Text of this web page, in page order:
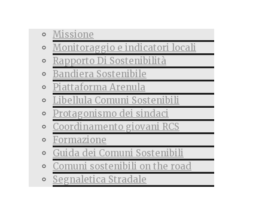
Missione
Monitoraggio e indicatori locali
Rapporto Di Sostenibilità
Bandiera Sostenibile
Piattaforma Arenula
Libellula Comuni Sostenibili
Protagonismo dei sindaci
Coordinamento giovani RCS
Formazione
Guida dei Comuni Sostenibili
Comuni sostenibili on the road
Segnaletica Stradale